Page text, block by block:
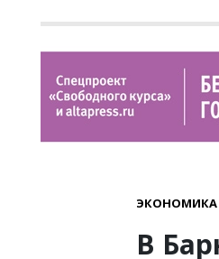
ЭКОНОМИКА
В